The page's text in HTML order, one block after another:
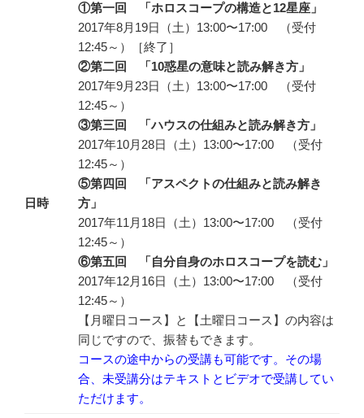
日時
①第一回 「ホロスコープの構造と12星座」
2017年8月19日（土）13:00〜17:00 （受付
12:45～）［終了］
②第二回 「10惑星の意味と読み解き方」
2017年9月23日（土）13:00〜17:00 （受付
12:45～）
③第三回 「ハウスの仕組みと読み解き方」
2017年10月28日（土）13:00〜17:00 （受付
12:45～）
⑤第四回 「アスペクトの仕組みと読み解き
方」
2017年11月18日（土）13:00〜17:00 （受付
12:45～）
⑥第五回 「自分自身のホロスコープを読む」
2017年12月16日（土）13:00〜17:00 （受付
12:45～）
【月曜日コース】と【土曜日コース】の内容は
同じですので、振替もできます。
コースの途中からの受講も可能です。その場
合、未受講分はテキストとビデオで受講してい
ただけます。